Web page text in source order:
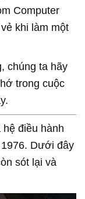
Computer
khi làm một
chúng ta hãy
trong cuộc
điều hành
Dưới đây
sót lại và